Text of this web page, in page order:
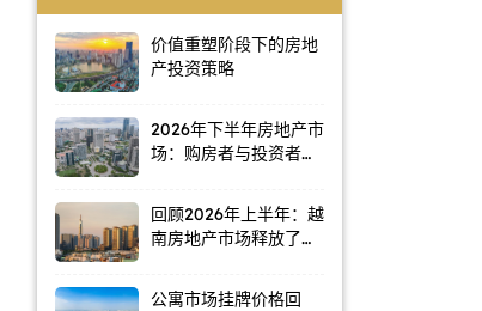
价值重塑阶段下的房地
产投资策略
2026年下半年房地产市
场：购房者与投资者普
回顾2026年上半年：越
南房地产市场释放了哪
公寓市场挂牌价格回